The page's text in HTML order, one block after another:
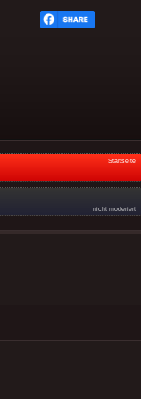
Startseite
nicht moderiert